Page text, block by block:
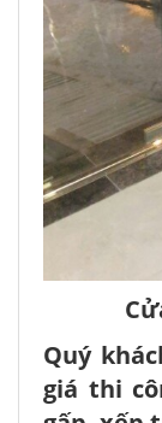
Quý
giá thi